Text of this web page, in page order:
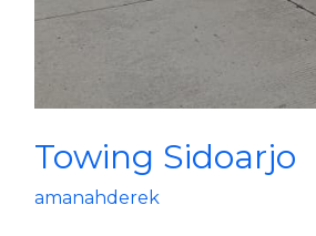
Towing Sidoarjo
amanahderek